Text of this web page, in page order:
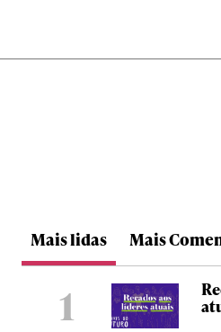
Mais lidas Mais
1